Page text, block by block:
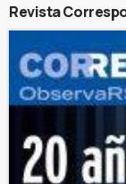
Revista